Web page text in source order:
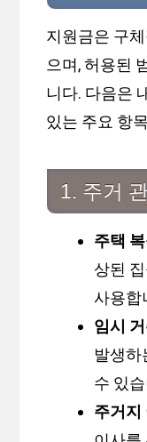
지원금은 구
으며, 허용된
니다. 다음은
있는 주요 항
1. 주거
주택
상된
사용합
임시
발생하
수 있
주거지